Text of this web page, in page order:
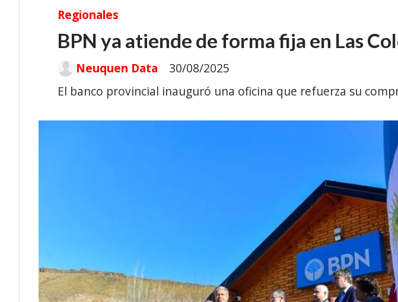
BPN ya atiende de forma fija en Las
El banco provincial inauguró una oficina que refuerza su
Regionales
30/08/2025
Neuquen Data